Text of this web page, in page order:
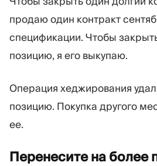
продаю один контракт
спецификации. Чтобы
позицию, я его выкупаю.
Операция хеджирования
позицию. Покупка другого
ее.
Перенесите на более